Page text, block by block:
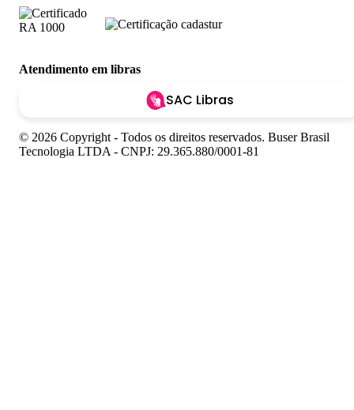
Atendimento em libras
SAC Libras
© 2026 Copyright - Todos os direitos reservados. Buser Brasil
Tecnologia LTDA - CNPJ: 29.365.880/0001-81